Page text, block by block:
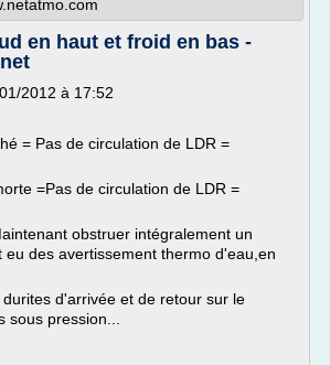
en haut et froid en bas -
2012 à 17:52
= Pas de circulation de LDR =
=Pas de circulation de LDR =
obstruer intégralement un
eu des avertissement thermo d'eau,en
d'arrivée et de retour sur le
sous pression...